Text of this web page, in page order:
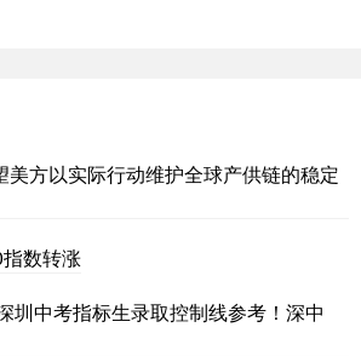
美方以实际行动维护全球产供链的稳定
数转涨
圳中考指标生录取控制线参考！深中